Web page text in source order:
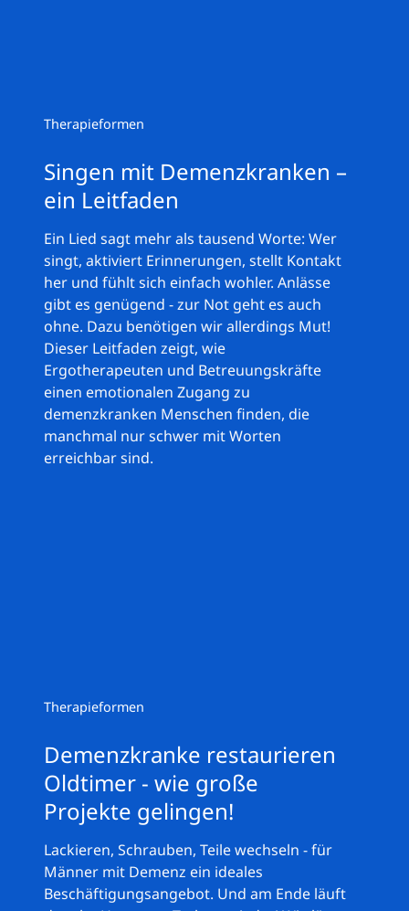
Therapieformen
Singen mit Demenzkranken –
ein Leitfaden
Ein Lied sagt mehr als tausend Worte: Wer
singt, aktiviert Erinnerungen, stellt Kontakt
her und fühlt sich einfach wohler. Anlässe
gibt es genügend - zur Not geht es auch
ohne. Dazu benötigen wir allerdings Mut!
Dieser Leitfaden zeigt, wie
Ergotherapeuten und Betreuungskräfte
einen emotionalen Zugang zu
demenzkranken Menschen finden, die
manchmal nur schwer mit Worten
erreichbar sind.
Therapieformen
Demenzkranke restaurieren
Oldtimer - wie große
Projekte gelingen!
Lackieren, Schrauben, Teile wechseln - für
Männer mit Demenz ein ideales
Beschäftigungsangebot. Und am Ende läuft